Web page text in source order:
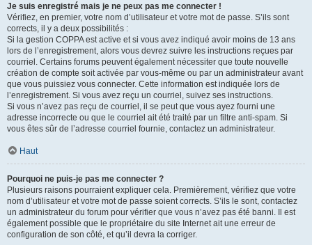
Je suis enregistré mais je ne peux pas me connecter !
Vérifiez, en premier, votre nom d’utilisateur et votre mot de passe. S’ils sont
corrects, il y a deux possibilités :
Si la gestion COPPA est active et si vous avez indiqué avoir moins de 13 ans
lors de l’enregistrement, alors vous devrez suivre les instructions reçues par
courriel. Certains forums peuvent également nécessiter que toute nouvelle
création de compte soit activée par vous-même ou par un administrateur avant
que vous puissiez vous connecter. Cette information est indiquée lors de
l’enregistrement. Si vous avez reçu un courriel, suivez ses instructions.
Si vous n’avez pas reçu de courriel, il se peut que vous ayez fourni une
adresse incorrecte ou que le courriel ait été traité par un filtre anti-spam. Si
vous êtes sûr de l’adresse courriel fournie, contactez un administrateur.
Haut
Pourquoi ne puis-je pas me connecter ?
Plusieurs raisons pourraient expliquer cela. Premièrement, vérifiez que votre
nom d’utilisateur et votre mot de passe soient corrects. S’ils le sont, contactez
un administrateur du forum pour vérifier que vous n’avez pas été banni. Il est
également possible que le propriétaire du site Internet ait une erreur de
configuration de son côté, et qu’il devra la corriger.